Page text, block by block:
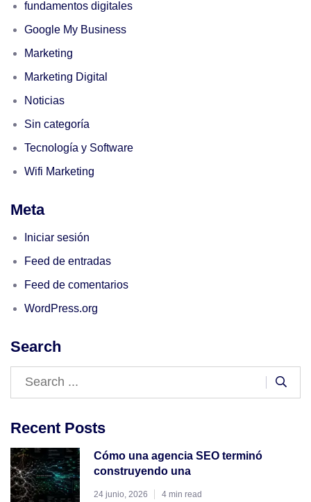
fundamentos digitales
Google My Business
Marketing
Marketing Digital
Noticias
Sin categoría
Tecnología y Software
Wifi Marketing
Meta
Iniciar sesión
Feed de entradas
Feed de comentarios
WordPress.org
Search
Recent Posts
Cómo una agencia SEO terminó
construyendo una
24 junio, 2026 4 min read